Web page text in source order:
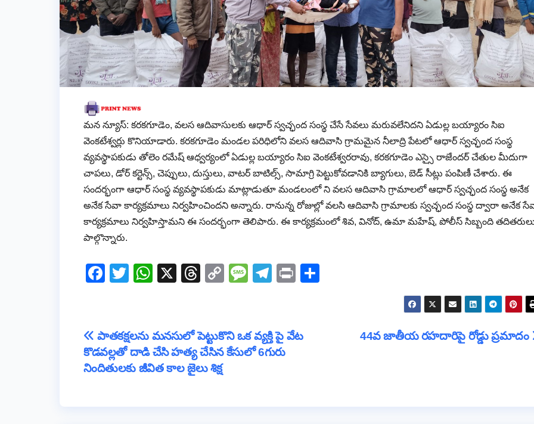
మన న్యూస్: కరకగూడెం, వలస ఆదివాసులకు ఆధార్ స్వచ్ఛంద సంస్థ చేసే సేవలు మరువలేనిదని ఏడుల్ల బయ్యారం సిఐ
వెంకటేశ్వర్లు కొనియాడారు. కరకగూడెం మండల పరిధిలోని వలస ఆదివాసి గ్రామమైన నీలాద్రి పేటలో ఆధార్ స్వచ్ఛంద సంస్థ
వ్యవస్థాపకుడు తోలెం రమేష్ ఆధ్వర్యంలో ఏడుల్ల బయ్యారం సిఐ వెంకటేశ్వరరావు, కరకగూడెం ఎస్సై రాజేందర్ చేతుల మీదుగా
చాపలు, డోర్ కర్టెన్స్, చెప్పులు, దుస్తులు, వాటర్ బాటిల్స్, సామాగ్రి పెట్టుకోవడానికి బ్యాగులు, బెడ్ సీట్లు పంపిణీ చేశారు. ఈ
సందర్భంగా ఆధార్ సంస్థ వ్యవస్థాపకుడు మాట్లాడుతూ మండలంలో ని వలస ఆదివాసి గ్రామాలలో ఆధార్ స్వచ్ఛంద సంస్థ అనేక
అనేక సేవా కార్యక్రమాలు నిర్వహించిందని అన్నారు. రానున్న రోజుల్లో వలసి ఆదివాసి గ్రామాలకు స్వచ్ఛంద సంస్థ ద్వారా అనేక
కార్యక్రమాలు నిర్వహిస్తామని ఈ సందర్భంగా తెలిపారు. ఈ కార్యక్రమంలో శివ, వినోద్, ఉమా మహేష్, పోలీస్ సిబ్బంది
పాల్గొన్నారు.
F
e
b
o
T
er
W
s
A
p
X
T
a
d
s
C
y
Li
M
a
g
T
gr
a
Pr
Post
navigation
44వ జాతీయ రహదారిపై రోడ్డు ప్రమాదం
పాతకక్షలను మనసులో పెట్టుకొని ఒక వ్యక్తి పై వేట
కొడవల్లతో దాడి చేసి హత్య చేసిన కేసులో 6గురు
నిందితులకు జీవిత కాల జైలు శిక్ష